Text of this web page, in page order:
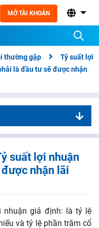
MỞ TÀI KHOẢN
thường gặp
Tỷ suất lợi
là đầu tư sẽ được nhận
suất lợi nhuận
nhận lãi
nhuận giả định: là tỷ lệ
và tỷ lệ phần trăm cổ